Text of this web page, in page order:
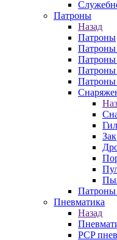
Патроны
Назад
Патроны
Патроны
Патроны
Патроны
Патроны
Патроны
Пневматика
Назад
PCP